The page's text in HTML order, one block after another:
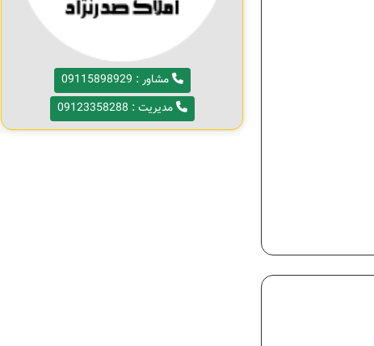
مشاور : 09115898929
مدیریت : 09123358288